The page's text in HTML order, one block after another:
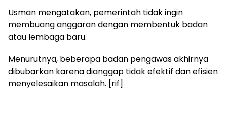
Usman mengatakan, pemerintah tidak ingin
membuang anggaran dengan membentuk badan
atau lembaga baru.
Menurutnya, beberapa badan pengawas akhirnya
dibubarkan karena dianggap tidak efektif dan efisien
menyelesaikan masalah. [rif]